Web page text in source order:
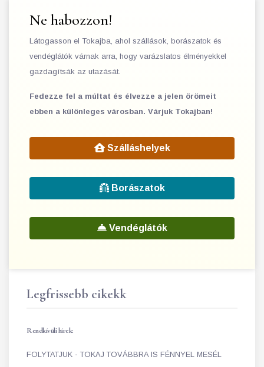
Ne habozzon!
Látogasson el Tokajba, ahol szállások, borászatok és
vendéglátók várnak arra, hogy varázslatos élményekkel
gazdagítsák az utazását.
Fedezze fel a múltat és élvezze a jelen örömeit
ebben a különleges városban. Várjuk Tokajban!
Szálláshelyek
Borászatok
Vendéglátók
Legfrissebb cikekk
Rendkívüli hírek:
FOLYTATJUK - TOKAJ TOVÁBBRA IS FÉNNYEL MESÉL